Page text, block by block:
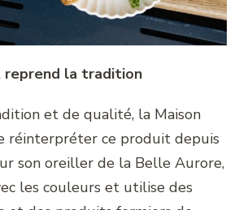
reprend la tradition
et de qualité, la Maison
réinterpréter ce produit depuis
son oreiller de la Belle Aurore,
les couleurs et utilise des